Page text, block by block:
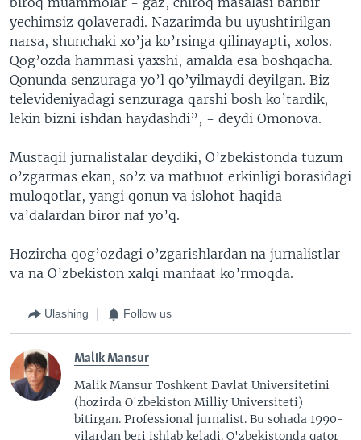
yechimsiz qolaveradi. Nazarimda bu uyushtirilgan
narsa, shunchaki xo’ja ko’rsinga qilinayapti, xolos.
Qog’ozda hammasi yaxshi, amalda esa boshqacha.
Qonunda senzuraga yo’l qo’yilmaydi deyilgan. Biz
televideniyadagi senzuraga qarshi bosh ko’tardik,
lekin bizni ishdan haydashdi”, - deydi Omonova.
Mustaqil jurnalistalar deydiki, O’zbekistonda tuzum
o’zgarmas ekan, so’z va matbuot erkinligi borasidagi
muloqotlar, yangi qonun va islohot haqida
va’dalardan biror naf yo’q.
Hozircha qog’ozdagi o’zgarishlardan na jurnalistlar
va na O’zbekiston xalqi manfaat ko’rmoqda.
Ulashing Follow us
Malik Mansur
Malik Mansur Toshkent Davlat Universitetini
(hozirda O'zbekiston Milliy Universiteti)
bitirgan. Professional jurnalist. Bu sohada 1990-
yilardan beri ishlab keladi. O'zbekistonda qator